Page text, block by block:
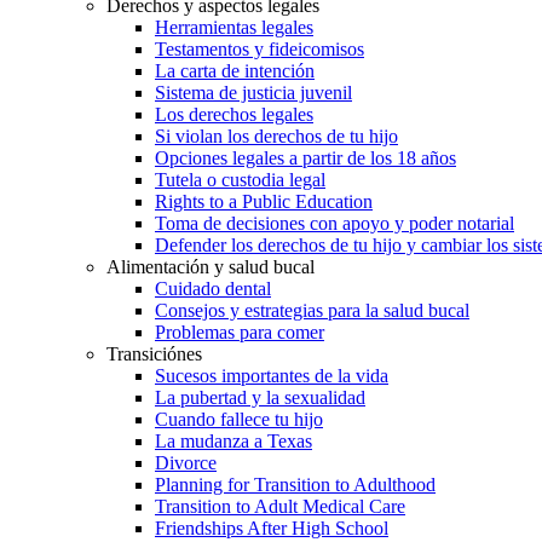
Derechos y aspectos legales
Herramientas legales
Testamentos y fideicomisos
La carta de intención
Sistema de justicia juvenil
Los derechos legales
Si violan los derechos de tu hijo
Opciones legales a partir de los 18 años
Tutela o custodia legal
Rights to a Public Education
Toma de decisiones con apoyo y poder notarial
Defender los derechos de tu hijo y cambiar los
Alimentación y salud bucal
Cuidado dental
Consejos y estrategias para la salud bucal
Problemas para comer
Transiciónes
Sucesos importantes de la vida
La pubertad y la sexualidad
Cuando fallece tu hijo
La mudanza a Texas
Divorce
Planning for Transition to Adulthood
Transition to Adult Medical Care
Friendships After High School